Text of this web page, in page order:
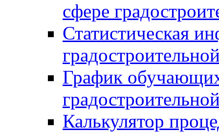
сфере
Статистическая
График
Калькулятор